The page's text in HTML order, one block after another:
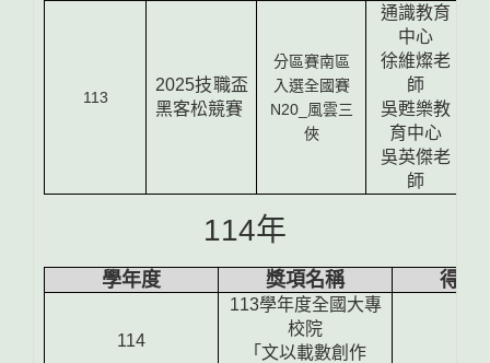
113
2025技職盃
黑客松競賽
分區賽南區
入選全國賽
N20_風雲三
俠
通識教育
中心
徐維燦老
師
吳甦樂教
育中心
吳英傑老
師
114年
學年度 獎項名稱 得獎
114
113學年度全國大專
校院
「文以載數創作